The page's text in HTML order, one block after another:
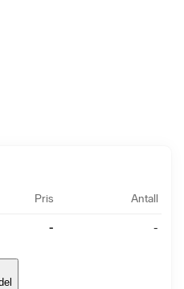
Pris Antall
- -